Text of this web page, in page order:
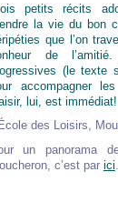
petits récits
la vie du bon
que l’on
de
(le texte
accompagner
lui, est immédiat!
des Loisirs,
un panorama
c’est par ici.